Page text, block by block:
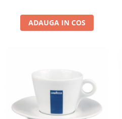
ADAUGA IN COS